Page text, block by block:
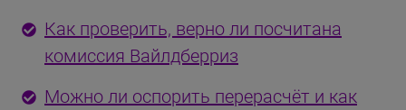
Как проверить, верно ли посчитана
комиссия Вайлдберриз
Можно ли оспорить перерасчёт и как